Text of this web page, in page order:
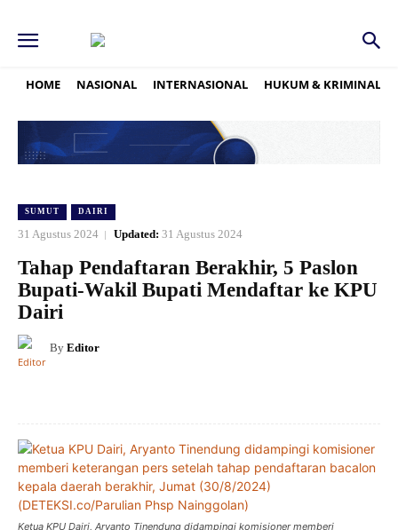
HOME NASIONAL INTERNASIONAL HUKUM & KRIMINAL
SUMUT DAIRI
31 Agustus 2024 Updated: 31 Agustus 2024
Tahap Pendaftaran Berakhir, 5 Paslon
Bupati-Wakil Bupati Mendaftar ke KPU
Dairi
By Editor
Ketua KPU Dairi, Aryanto Tinendung didampingi komisioner memberi